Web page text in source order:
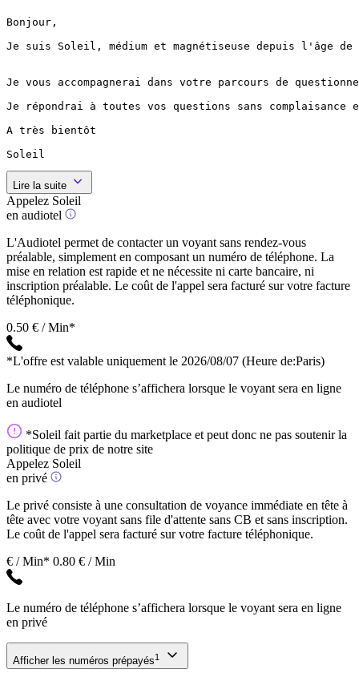
Bonjour,
Je suis Soleil, médium et magnétiseuse depuis l'âge de
Je vous accompagnerai dans votre parcours de
Je répondrai à toutes vos questions sans complaisance
A très bientôt
Soleil
Lire la suite
Appelez Soleil
en audiotel
L'Audiotel permet de contacter un voyant sans rendez-vous
préalable, simplement en composant un numéro de téléphone. La
mise en relation est rapide et ne nécessite ni carte bancaire, ni
inscription préalable. Le coût de l'appel sera facturé sur votre facture
téléphonique.
0.50 € / Min*
*L'offre est valable uniquement le 2026/08/07 (Heure de:Paris)
Le numéro de téléphone s’affichera lorsque le voyant sera en ligne
en audiotel
*Soleil fait partie du marketplace et peut donc ne pas soutenir la
politique de prix de notre site
Appelez Soleil
en privé
Le privé consiste à une consultation de voyance immédiate en tête à
tête avec votre voyant sans file d'attente sans CB et sans inscription.
Le coût de l'appel sera facturé sur votre facture téléphonique.
€ / Min* 0.80 € / Min
Le numéro de téléphone s’affichera lorsque le voyant sera en ligne
en privé
Afficher les numéros prépayés1